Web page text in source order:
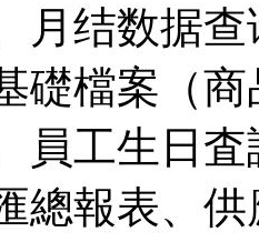
月结数据
礎檔案（
員工生日
總報表、